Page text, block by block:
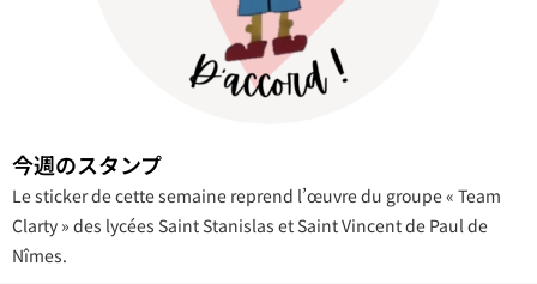
今週のスタンプ
Le sticker de cette semaine reprend l’œuvre du groupe « Team
Clarty » des lycées Saint Stanislas et Saint Vincent de Paul de
Nîmes.